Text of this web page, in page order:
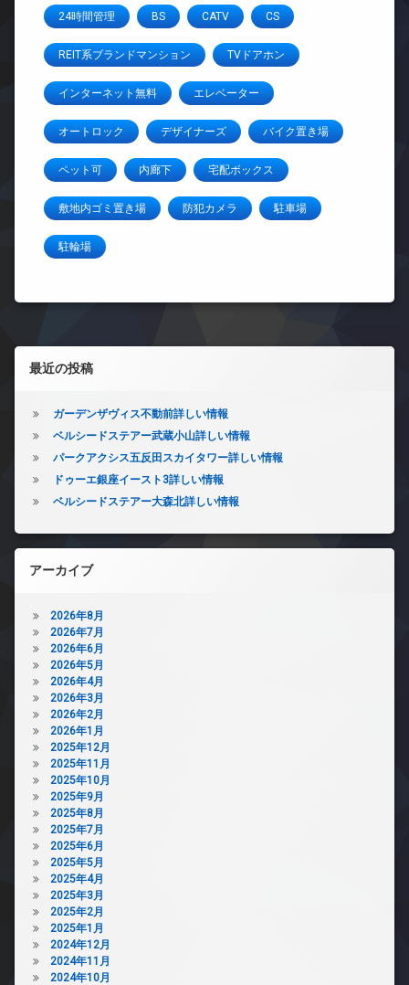
24時間管理 BS CATV CS
REIT系ブランドマンション TVドアホン
インターネット無料 エレベーター
オートロック デザイナーズ バイク置き場
ペット可 内廊下 宅配ボックス
敷地内ゴミ置き場 防犯カメラ 駐車場
駐輪場
左サイドバー
最近の投稿
ガーデンザヴィス不動前詳しい情報
ベルシードステアー武蔵小山詳しい情報
パークアクシス五反田スカイタワー詳しい情報
ドゥーエ銀座イースト3詳しい情報
ベルシードステアー大森北詳しい情報
アーカイブ
2026年8月
2026年7月
2026年6月
2026年5月
2026年4月
2026年3月
2026年2月
2026年1月
2025年12月
2025年11月
2025年10月
2025年9月
2025年8月
2025年7月
2025年6月
2025年5月
2025年4月
2025年3月
2025年2月
2025年1月
2024年12月
2024年11月
2024年10月